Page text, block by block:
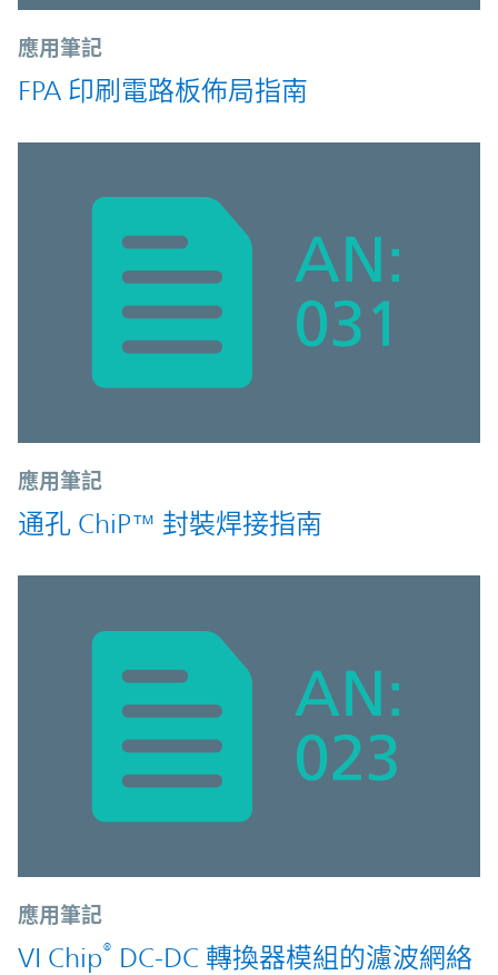
應用筆記
FPA 印刷電路板佈局指南
應用筆記
通孔 ChiP™ 封裝焊接指南
應用筆記
VI Chip® DC-DC 轉換器模組的濾波網絡